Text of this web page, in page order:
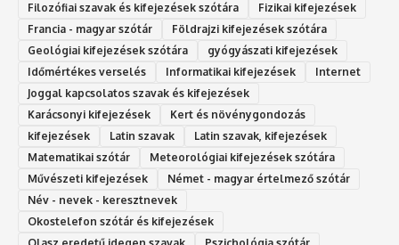
Filozófiai szavak és kifejezések szótára
Fizikai kifejezések
Francia - magyar szótár
Földrajzi kifejezések szótára
Geológiai kifejezések szótára
gyógyászati kifejezések
Időmértékes verselés
Informatikai kifejezések
Internet
Joggal kapcsolatos szavak és kifejezések
Karácsonyi kifejezések
Kert és növénygondozás
kifejezések
Latin szavak
Latin szavak, kifejezések
Matematikai szótár
Meteorológiai kifejezések szótára
Művészeti kifejezések
Német - magyar értelmező szótár
Név - nevek - keresztnevek
Okostelefon szótár és kifejezések